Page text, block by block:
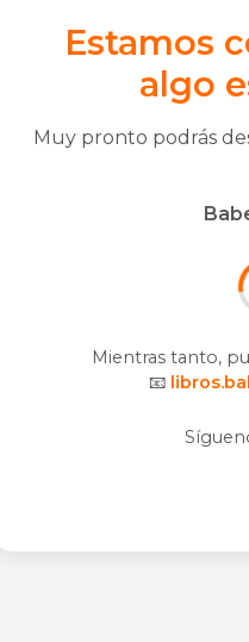
Estamos
algo
Muy pronto podrás
Mientras tanto,
📧